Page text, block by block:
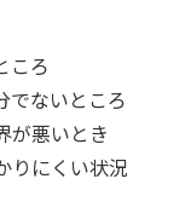
ころ
ないところ
が悪いとき
りにくい状況